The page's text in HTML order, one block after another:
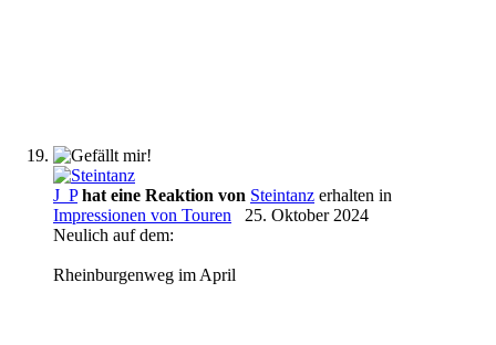
J_P hat eine Reaktion von Steintanz erhalten in
Impressionen von Touren
25. Oktober 2024
Neulich auf dem:
Rheinburgenweg im April